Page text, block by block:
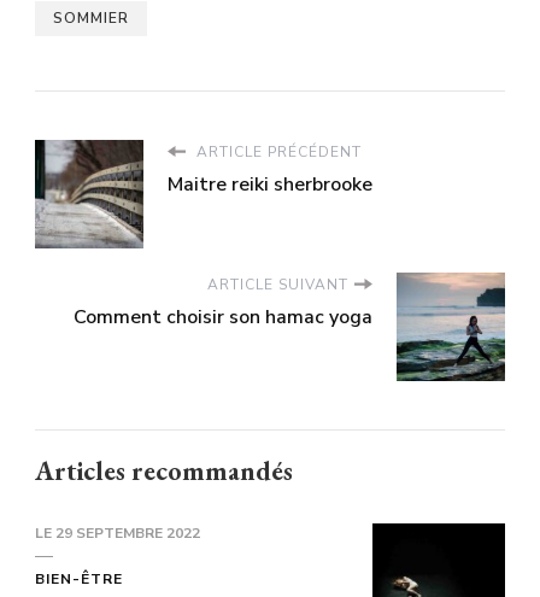
SOMMIER
ARTICLE PRÉCÉDENT
Maitre reiki sherbrooke
ARTICLE SUIVANT
Comment choisir son hamac yoga
Articles recommandés
LE 29 SEPTEMBRE 2022
BIEN-ÊTRE